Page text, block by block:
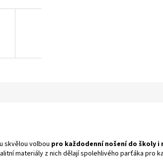
skvělou volbou pro každodenní nošení do školy i
materiály z nich dělají spolehlivého parťáka pro